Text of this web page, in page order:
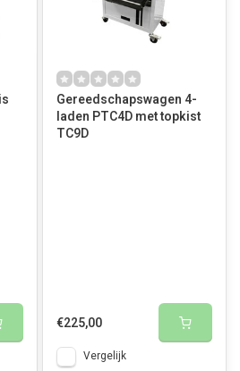
Gereedschapswagen 4-
laden PTC4D met topkist
TC9D
€225,00
Vergelijk